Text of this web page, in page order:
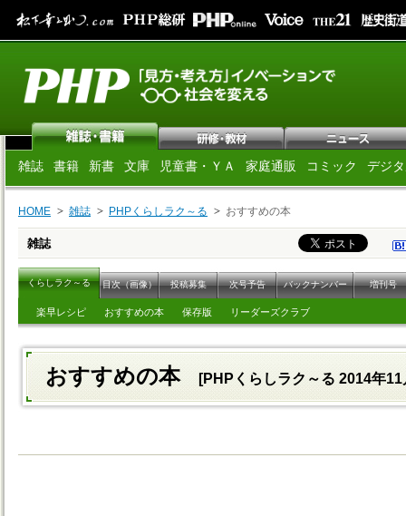
雑誌 書籍 新書 文庫 児童書・ＹＡ 家庭通販 コミック デジ
HOME 雑誌 PHPくらしラク～る おすすめの本
雑誌
くらしラク～る 目次（画像） 投稿募集 次号予告 バックナンバー 増刊号
楽早レシピ おすすめの本 保存版 リーダーズクラブ
おすすめの本 [PHPくらしラク～る 2014年11